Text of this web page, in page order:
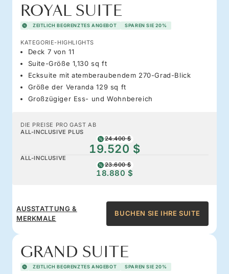
ROYAL SUITE
ZEITLICH BEGRENZTES ANGEBOT SPAREN SIE 20%
KATEGORIE-HIGHLIGHTS
Deck 7 von 11
Suite-Größe 1,130 sq ft
Ecksuite mit atemberaubendem 270-Grad-Blick
Größe der Veranda 129 sq ft
Großzügiger Ess- und Wohnbereich
DIE PREISE PRO GAST AB
ALL-INCLUSIVE PLUS
24.400 $
19.520 $
ALL-INCLUSIVE
23.600 $
18.880 $
AUSSTATTUNG &
MERKMALE
BUCHEN SIE IHRE SUITE
GRAND SUITE
ZEITLICH BEGRENZTES ANGEBOT SPAREN SIE 20%